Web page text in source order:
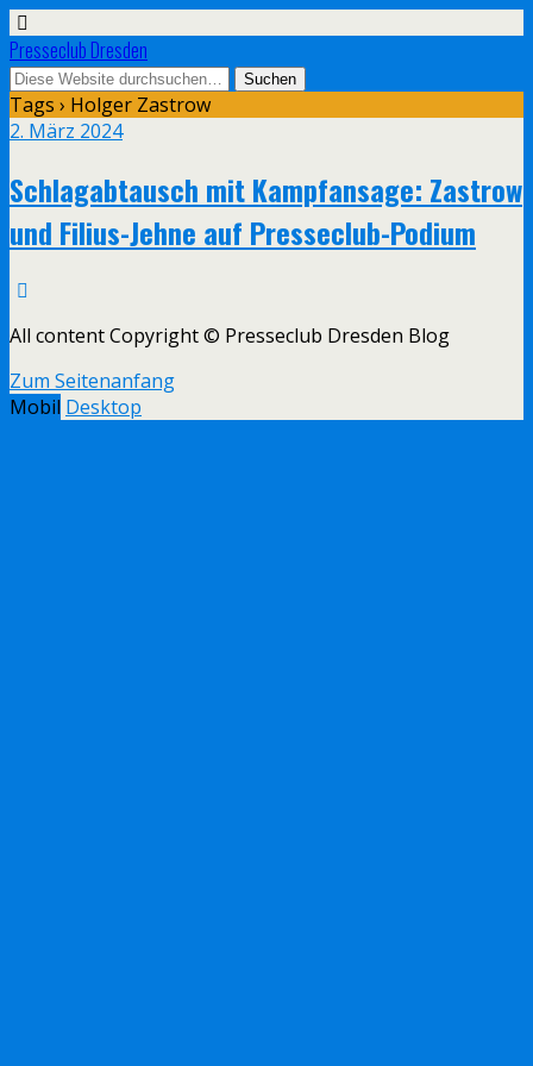
Presseclub Dresden
Tags › Holger Zastrow
2. März 2024
Schlagabtausch mit Kampfansage: Zastrow
und Filius-Jehne auf Presseclub-Podium
All content Copyright © Presseclub Dresden Blog
Zum Seitenanfang
Mobil Desktop